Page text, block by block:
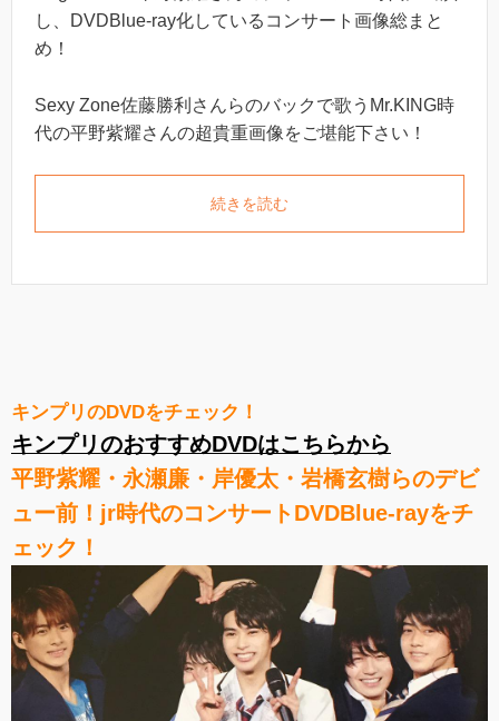
し、DVDBlue-ray化しているコンサート画像総まと
め！
Sexy Zone佐藤勝利さんらのバックで歌うMr.KING時
代の平野紫耀さんの超貴重画像をご堪能下さい！
続きを読む
キンプリのDVDをチェック！
キンプリのおすすめDVDはこちらから
平野紫耀・永瀬廉・岸優太・岩橋玄樹らのデビ
ュー前！jr時代のコンサートDVDBlue-rayをチ
ェック！